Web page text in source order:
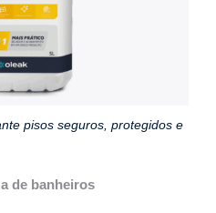
pisos seguros, protegidos e
de banheiros